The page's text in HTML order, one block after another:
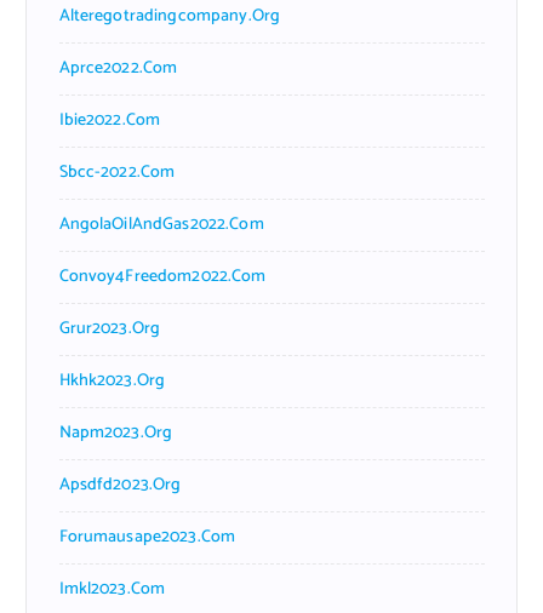
Alteregotradingcompany.org
Aprce2022.com
Ibie2022.com
Sbcc-2022.com
AngolaOilAndGas2022.com
Convoy4Freedom2022.com
Grur2023.org
Hkhk2023.org
Napm2023.org
Apsdfd2023.org
Forumausape2023.com
Imkl2023.com